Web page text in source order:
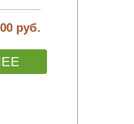
руб.